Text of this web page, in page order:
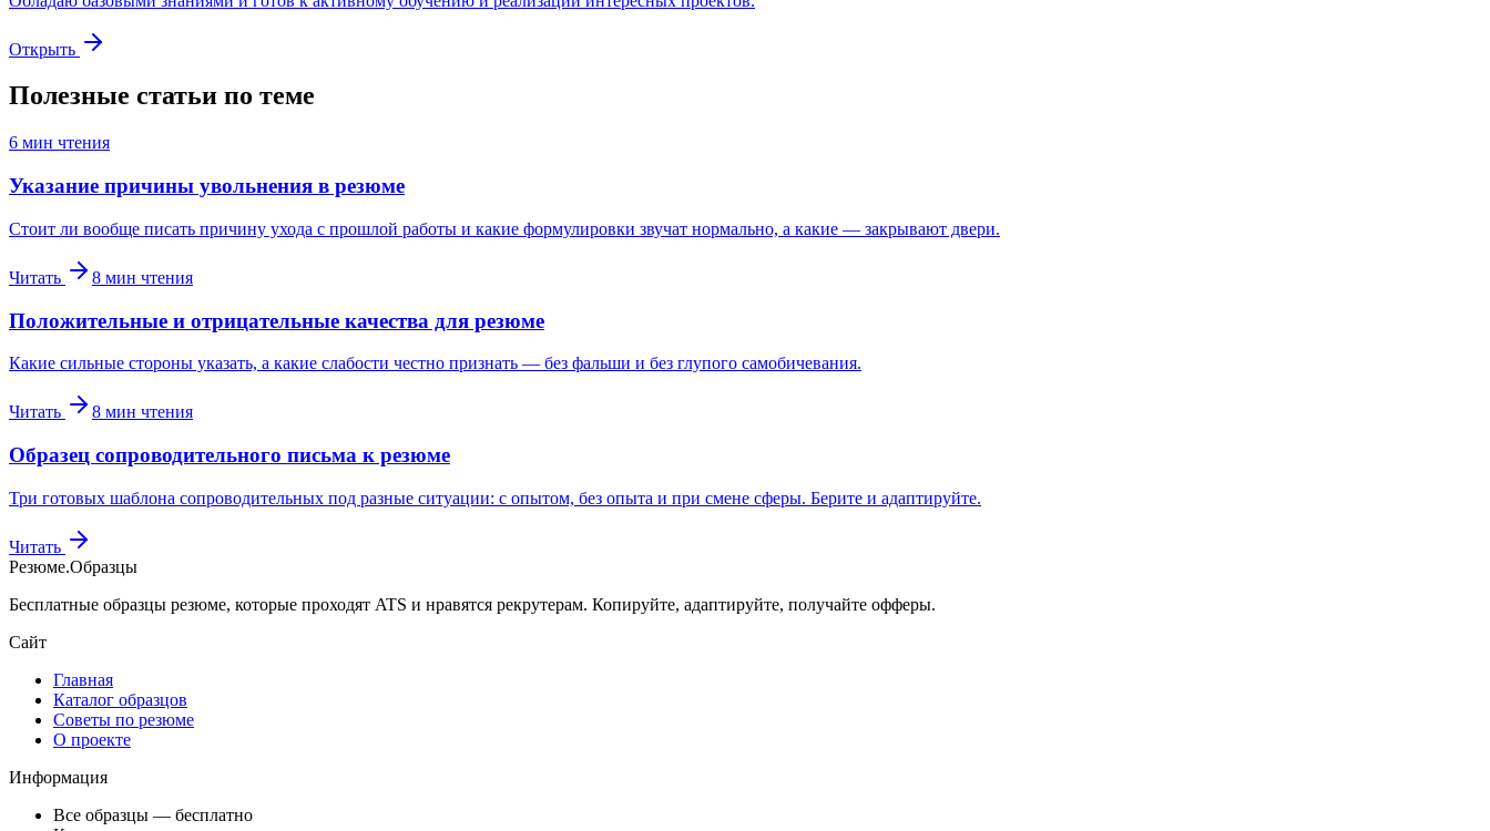
Открыть
Полезные статьи по теме
6 мин чтения
Указание причины увольнения в резюме
Стоит ли вообще писать причину ухода с прошлой работы и какие формулировки звучат нормально, а какие — закрывают двери.
Читать 8 мин чтения
Положительные и отрицательные качества для резюме
Какие сильные стороны указать, а какие слабости честно признать — без фальши и без глупого самобичевания.
Читать 8 мин чтения
Образец сопроводительного письма к резюме
Три готовых шаблона сопроводительных под разные ситуации: с опытом, без опыта и при смене сферы. Берите и адаптируйте.
Читать
Резюме.Образцы
Бесплатные образцы резюме, которые проходят ATS и нравятся рекрутерам. Копируйте, адаптируйте, получайте офферы.
Сайт
Главная
Каталог образцов
Советы по резюме
О проекте
Информация
Все образцы — бесплатно